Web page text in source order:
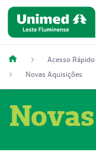
Acesso Rápido
Novas Aquisições